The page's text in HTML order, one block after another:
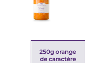
250g orange
de caractère